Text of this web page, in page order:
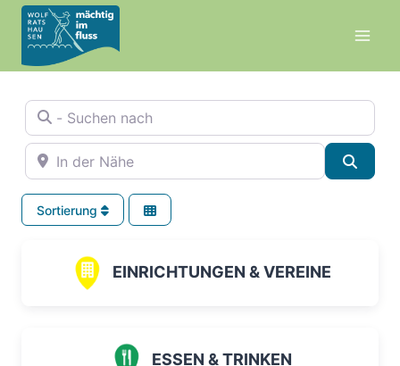
Zum
Inhalt
springen
- Suchen nach
In der Nähe
Sortierung
EINRICHTUNGEN & VEREINE
ESSEN & TRINKEN